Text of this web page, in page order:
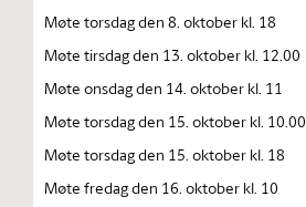
Møte torsdag den 8. oktober kl. 18
Møte tirsdag den 13. oktober kl. 12.00
Møte onsdag den 14. oktober kl. 11
Møte torsdag den 15. oktober kl. 10.00
Møte torsdag den 15. oktober kl. 18
Møte fredag den 16. oktober kl. 10